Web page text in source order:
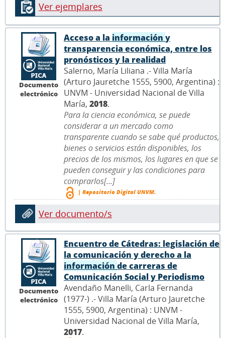
Ver ejemplares
Documento
electrónico
Acceso a la información y
transparencia económica, entre los
pronósticos y la realidad
Salerno, María Liliana .- Villa María
(Arturo Jauretche 1555, 5900, Argentina) :
UNVM - Universidad Nacional de Villa
María, 2018.
Para la ciencia económica, se puede
considerar a un mercado como
transparente cuando se sabe qué productos,
bienes o servicios están disponibles, los
precios de los mismos, los lugares en que se
pueden conseguir y las condiciones para
comprarlos[...]
| Repositorio Digital UNVM.
Ver documento/s
Documento
electrónico
Encuentro de Cátedras: legislación de
la comunicación y derecho a la
información de carreras de
Comunicación Social y Periodismo
Avendaño Manelli, Carla Fernanda
(1977-) .- Villa María (Arturo Jauretche
1555, 5900, Argentina) : UNVM -
Universidad Nacional de Villa María,
2017.